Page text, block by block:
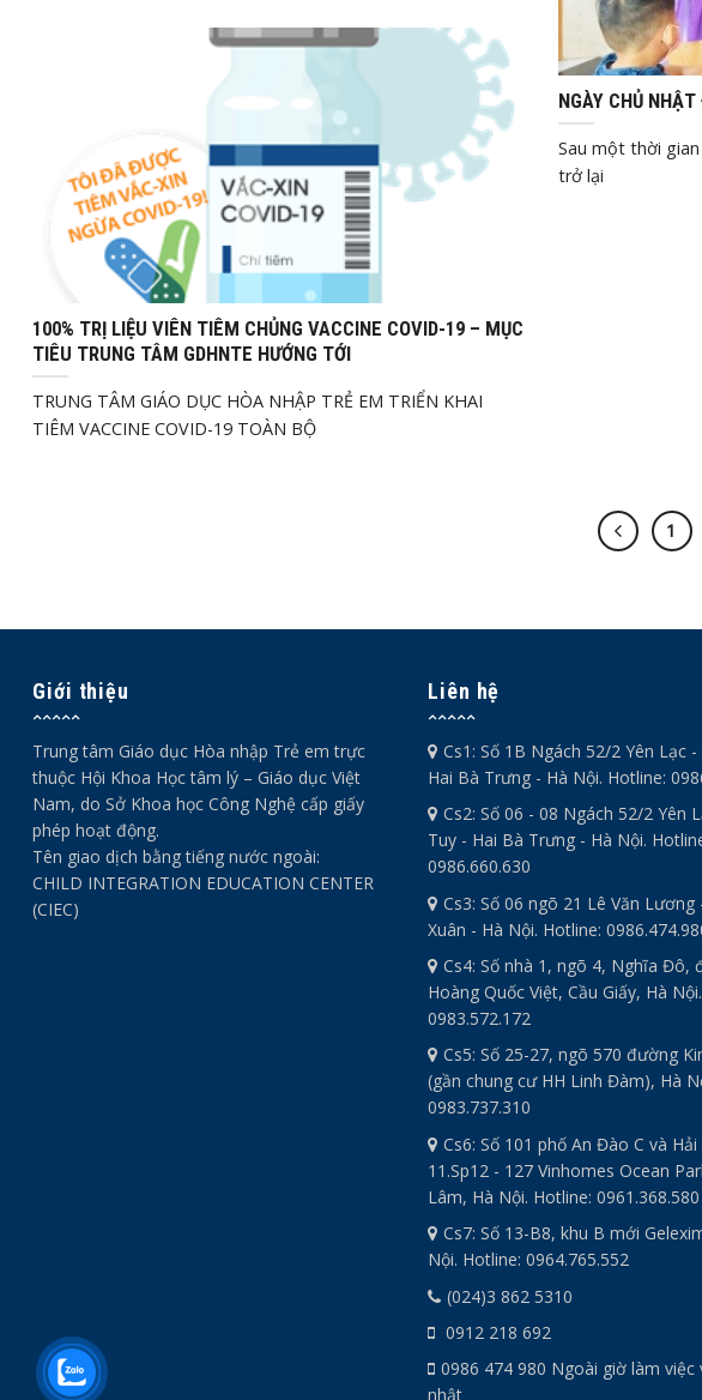
Th12 9, 2021
NGÀY CHỦ
Sau một thời
trở lại
Th8 11, 2021
100% TRỊ LIỆU VIÊN TIÊM CHỦNG VACCINE COVID-19 – MỤC
TIÊU TRUNG TÂM GDHNTE HƯỚNG TỚI
TRUNG TÂM GIÁO DỤC HÒA NHẬP TRẺ EM TRIỂN KHAI
TIÊM VACCINE COVID-19 TOÀN BỘ
1
Giới thiệu
Trung tâm Giáo dục Hòa nhập Trẻ em trực
thuộc Hội Khoa Học tâm lý – Giáo dục Việt
Nam, do Sở Khoa học Công Nghệ cấp giấy
phép hoạt động.
Tên giao dịch bằng tiếng nước ngoài:
CHILD INTEGRATION EDUCATION CENTER
(CIEC)
Liên hệ
Cs1: Số 1B Ngách 52/2 Yên Lạc
Hai Bà Trưng - Hà Nội. Hotline:
Cs2: Số 06 - 08 Ngách 52/2 Yên
Tuy - Hai Bà Trưng - Hà Nội.
0986.660.630
Cs3: Số 06 ngõ 21 Lê Văn Lương
Xuân - Hà Nội. Hotline:
Cs4: Số nhà 1, ngõ 4, Nghĩa Đô,
Hoàng Quốc Việt, Cầu Giấy, Hà
0983.572.172
Cs5: Số 25-27, ngõ 570 đường
(gần chung cư HH Linh Đàm), Hà
0983.737.310
Cs6: Số 101 phố An Đào C và Hải
11.Sp12 - 127 Vinhomes Ocean
Lâm, Hà Nội. Hotline: 0961.368.580
Cs7: Số 13-B8, khu B mới
Nội. Hotline: 0964.765.552
(024)3 862 5310
0912 218 692
0986 474 980 Ngoài giờ làm việc
nhật